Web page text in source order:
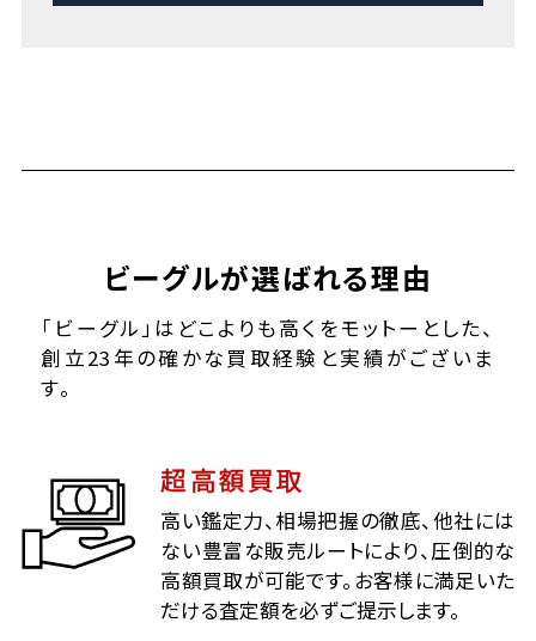
ビーグルが選ばれる理由
「ビーグル」はどこよりも高くをモットーとした、
創立23年の確かな買取経験と実績がございま
す。
超高額買取
高い鑑定力、相場把握の徹底、他社には
ない豊富な販売ルートにより、圧倒的な
高額買取が可能です。お客様に満足いた
だける査定額を必ずご提示します。